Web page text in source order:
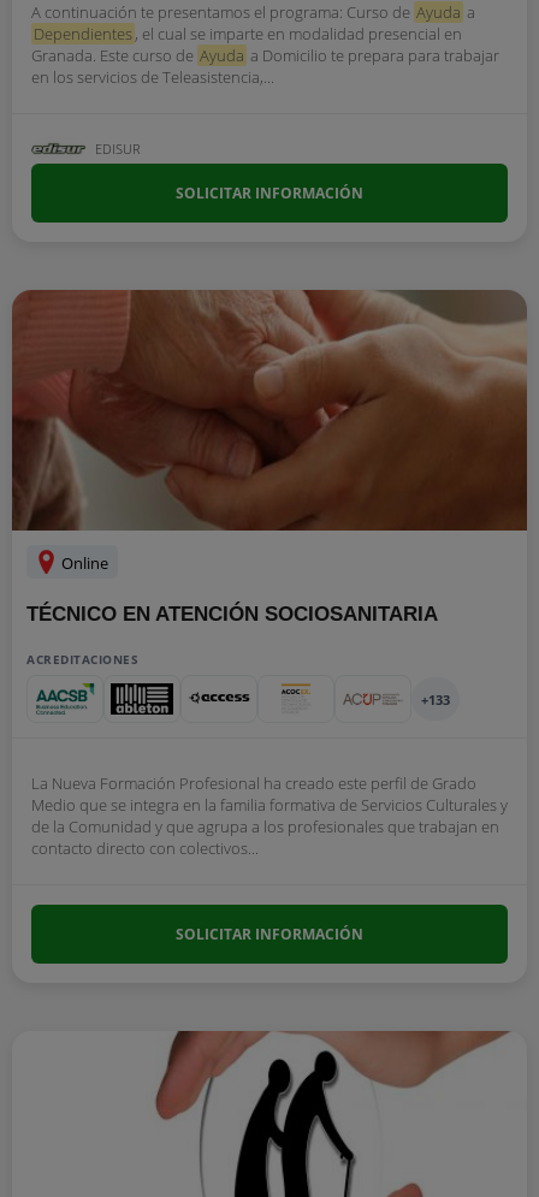
A continuación te presentamos el programa: Curso de Ayuda a
Dependientes, el cual se imparte en modalidad presencial en
Granada. Este curso de Ayuda a Domicilio te prepara para trabajar
en los servicios de Teleasistencia,...
EDISUR
SOLICITAR INFORMACIÓN
Online
TÉCNICO EN ATENCIÓN SOCIOSANITARIA
ACREDITACIONES
+133
La Nueva Formación Profesional ha creado este perfil de Grado
Medio que se integra en la familia formativa de Servicios Culturales y
de la Comunidad y que agrupa a los profesionales que trabajan en
contacto directo con colectivos...
SOLICITAR INFORMACIÓN